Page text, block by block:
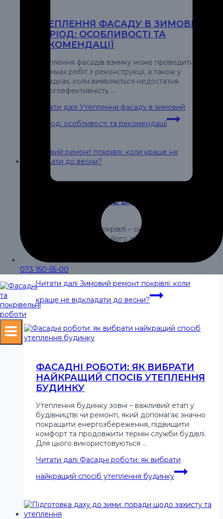
073 150-55-00
УТЕПЛЕННЯ ФАСАДУ В ЗИМОВИЙ
ПЕРІОД: ОСОБЛИВОСТІ ТА
РЕКОМЕНДАЦІЇ
Утеплення фасадів взимку може проводитися
в рамках робіт з реконструкції, а також у
випадках, коли виявляється недостатня
енергоефективність …
Читати далі Утеплення фасаду в зимовий
період: особливості та рекомендації
КОЛИ КРАЩЕ НЕ ВІДКЛАДАТИ ДО
Зимовий ремонт покрівлі – складне завдання,
але іноді відкладати його до весни просто не
призвести до серйозних наслідків: протікання,
…
Читати далі Зимовий ремонт покрівлі: коли
краще не відкладати до весни?
ФАСАДНІ РОБОТИ: ЯК ВИБРАТИ
НАЙКРАЩИЙ СПОСІБ УТЕПЛЕННЯ
БУДИНКУ
Утеплення будинку зовні – важливий етап у
будівництві чи ремонті, який допомагає значно
покращити енергозбереження, підвищити
комфорт та продовжити термін служби будівлі.
Для цього використовуються …
Читати далі Фасадні роботи: як вибрати
найкращий спосіб утеплення будинку